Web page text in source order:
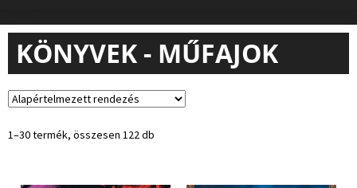
KÖNYVEK - MŰFAJOK
1–30 termék, összesen 122 db